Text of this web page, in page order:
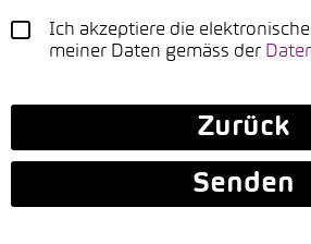
Ich akzeptiere die
meiner Daten gemäss der
Zurück
Senden